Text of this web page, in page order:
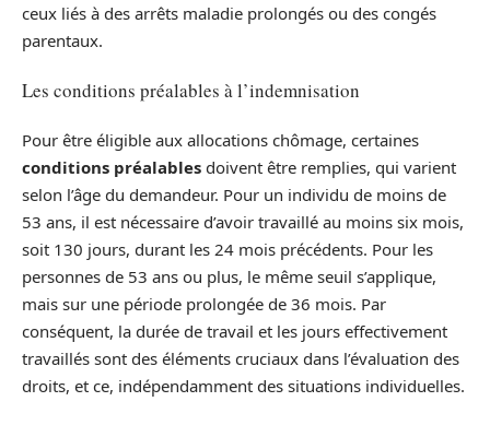
ceux liés à des arrêts maladie prolongés ou des congés
parentaux.
Les conditions préalables à l’indemnisation
Pour être éligible aux allocations chômage, certaines
conditions préalables doivent être remplies, qui varient
selon l’âge du demandeur. Pour un individu de moins de
53 ans, il est nécessaire d’avoir travaillé au moins six mois,
soit 130 jours, durant les 24 mois précédents. Pour les
personnes de 53 ans ou plus, le même seuil s’applique,
mais sur une période prolongée de 36 mois. Par
conséquent, la durée de travail et les jours effectivement
travaillés sont des éléments cruciaux dans l’évaluation des
droits, et ce, indépendamment des situations individuelles.